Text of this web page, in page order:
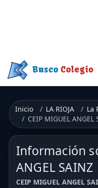
Busco Colegio
Inicio LA RIOJA La
CEIP MIGUEL ANGEL
Información
ANGEL SAINZ
CEIP MIGUEL ANGEL